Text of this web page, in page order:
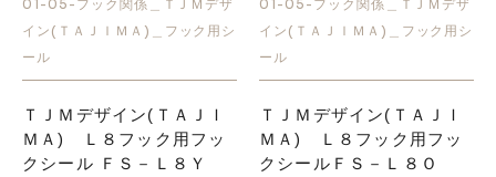
01-05-フック関係＿ＴＪＭデザ
イン(ＴＡＪＩＭＡ)＿フック用シ
ール
ＴＪＭデザイン(ＴＡＪＩ
ＭＡ) Ｌ８フック用フッ
クシール ＦＳ－Ｌ８Ｙ
01-05-フック関係＿ＴＪＭデザ
イン(ＴＡＪＩＭＡ)＿フック用シ
ール
ＴＪＭデザイン(ＴＡＪＩ
ＭＡ) Ｌ８フック用フッ
クシールＦＳ－Ｌ８Ｏ